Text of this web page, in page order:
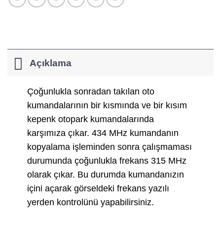
Açıklama
Çoğunlukla sonradan takılan oto
kumandalarının bir kısmında ve bir kısım
kepenk otopark kumandalarında
karşımıza çıkar. 434 MHz kumandanın
kopyalama işleminden sonra çalışmaması
durumunda çoğunlukla frekans 315 MHz
olarak çıkar. Bu durumda kumandanızın
içini açarak görseldeki frekans yazılı
yerden kontrolünü yapabilirsiniz.